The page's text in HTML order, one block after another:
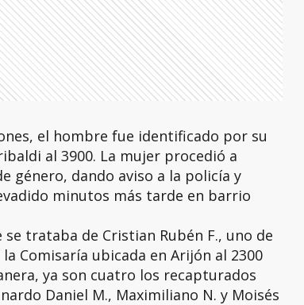
el hombre fue identificado por su
al 3900. La mujer procedió a
género, dando aviso a la policía y
minutos más tarde en barrio
trataba de Cristian Rubén F., uno de
Comisaría ubicada en Arijón al 2300
ya son cuatro los recapturados
Daniel M., Maximiliano N. y Moisés